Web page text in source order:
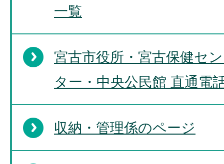
一覧
宮古市役所・宮古保健セ
ター・中央公民館 直通電
収納・管理係のページ